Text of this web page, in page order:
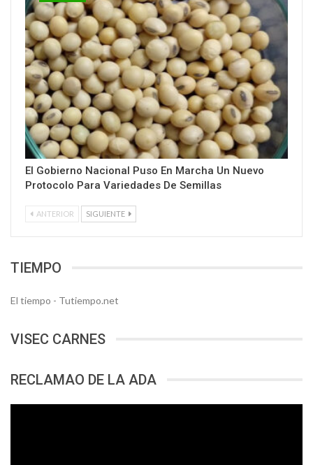
El Gobierno Nacional Puso En Marcha Un Nuevo
Protocolo Para Variedades De Semillas
ANTERIOR SIGUIENTE
TIEMPO
El tiempo - Tutiempo.net
VISEC CARNES
RECLAMAO DE LA ADA